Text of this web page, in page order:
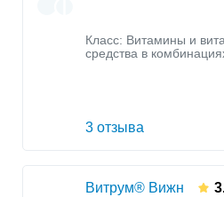
Класс: Витамины и
средства в
3 отзыва
Витрум® Вижн